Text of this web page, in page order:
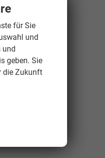
für Sie
und
und
geben. Sie
die Zukunft